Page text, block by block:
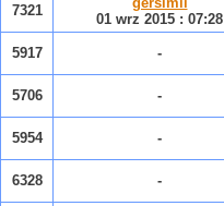
7321
01 wrz 2015 : 07:28
5917 -
5706 -
5954 -
6328 -